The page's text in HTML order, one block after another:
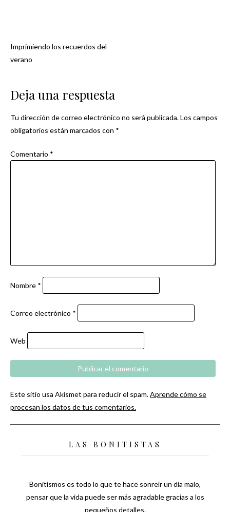
Navegación
Imprimiendo los recuerdos del
verano
Deja una respuesta
Tu dirección de correo electrónico no será publicada.Los campos
obligatorios están marcados con *
Comentario *
Nombre *
Correo electrónico *
Web
Este sitio usa Akismet para reducir el spam.Aprende cómo se
procesan los datos de tus comentarios.
LAS BONITISTAS
Bonitismos es todo lo que te hace sonreír un día malo,
pensar que la vida puede ser más agradable gracias a los
pequeños detalles.